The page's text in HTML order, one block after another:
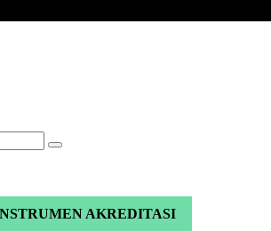
AKREDITASI